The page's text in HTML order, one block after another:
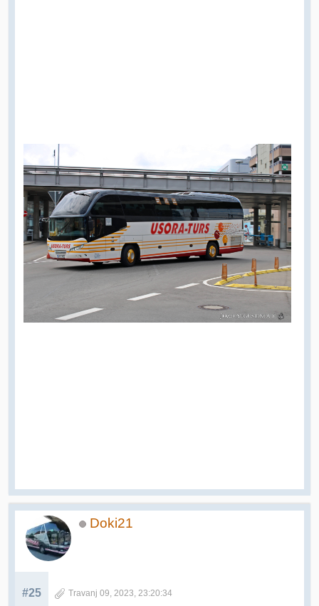
Doki21
#25 Travanj 09, 2023, 23:20:34